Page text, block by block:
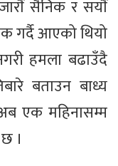
सैनिक र सयाैं
गर्दै आएको थियो
हमला बढाउँदै
बताउन बाध्य
एक महिनासम्म
।